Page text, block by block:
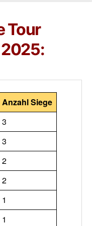
Tour
Anzahl Siege
3
3
2
2
1
1